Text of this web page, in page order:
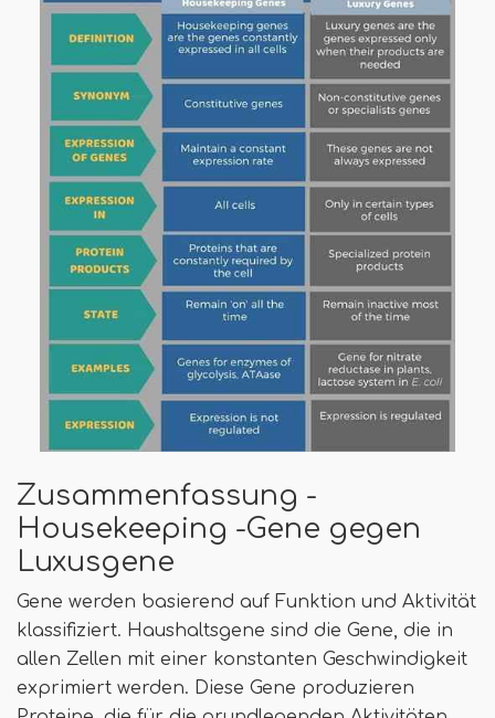
Zusammenfassung -
Housekeeping -Gene gegen
Luxusgene
Gene werden basierend auf Funktion und Aktivität
klassifiziert. Haushaltsgene sind die Gene, die in
allen Zellen mit einer konstanten Geschwindigkeit
exprimiert werden. Diese Gene produzieren